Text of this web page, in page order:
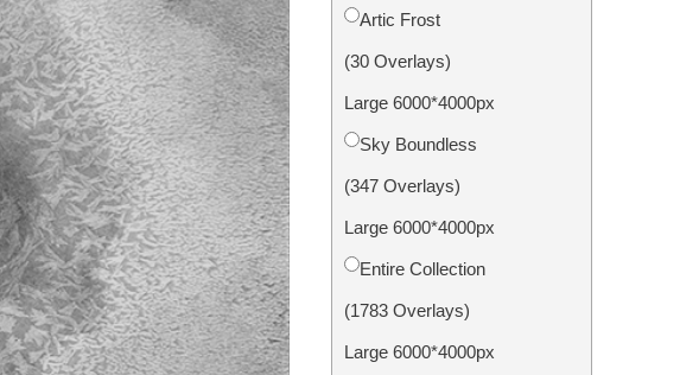
이미지 조작 서비스 사진 서비스
AI 훈련 데이터 Video Editing Services
Artic Frost
(30 Overlays)
Large 6000*4000px
Sky Boundless
(347 Overlays)
Large 6000*4000px
Entire Collection
(1783 Overlays)
Large 6000*4000px